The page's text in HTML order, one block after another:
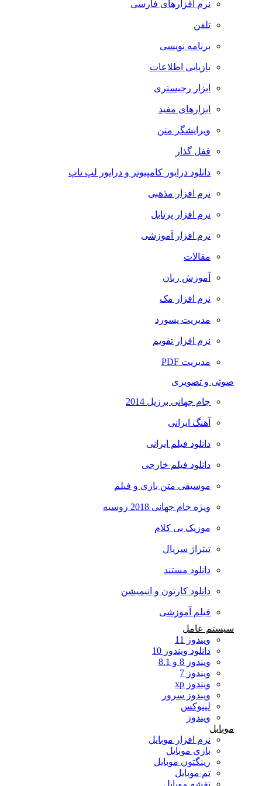
نرم افزارهای فارسی
تلفن
برنامه نویسی
بازیابی اطلاعات
ابزار رجیستری
ابزارهای مفید
ویرایشگر متن
قفل گذار
دانلود درایور کامپیوتر و درایور لپ تاپ
نرم افزار مذهبی
نرم افزار پرتابل
نرم افزار آموزشی
مقالات
آموزش زبان
نرم افزار مک
مدیریت پسورد
نرم افزار تقویم
مدیریت PDF
صوتی و تصویری
جام جهانی برزیل 2014
آهنگ ایرانی
دانلود فیلم ایرانی
دانلود فیلم خارجی
موسیقی متن بازی و فیلم
ویژه جام جهانی 2018 روسیه
موزیک بی کلام
تیتراژ سریال
دانلود مستند
دانلود کارتون و انیمیشن
فیلم آموزشی
سیستم عامل
ویندوز 11
دانلود ویندوز 10
ویندوز 8 و 8.1
ویندوز 7
ویندوز xp
ویندوز سرور
لینوکس
ویندوز
نرم افزار موبایل
بازی موبایل
رینگتون موبایل
تم موبایل
نقشه موبایل